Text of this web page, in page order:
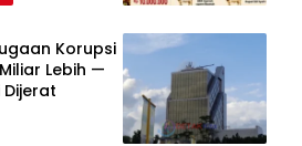
Korupsi
Miliar Lebih —
Dijerat